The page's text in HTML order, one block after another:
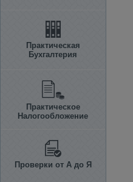
Практическая
Бухгалтерия
Практическое
Налогообложение
Проверки от А до Я